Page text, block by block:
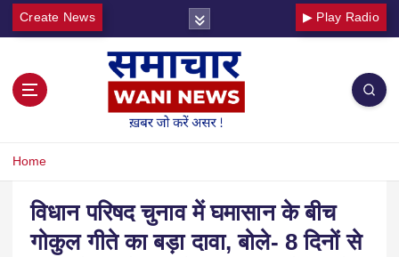
Create News ▶ Play Radio
Home
विधान परिषद चुनाव में घमासान के बीच
गोकुल गीते का बड़ा दावा, बोले- 8 दिनों से